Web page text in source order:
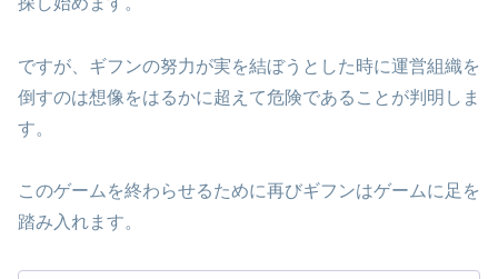
ですが、ギフンの努力が実を結ぼうとした時に運営組織を
倒すのは想像をはるかに超えて危険であることが判明しま
す。
このゲームを終わらせるために再びギフンはゲームに足を
踏み入れます。